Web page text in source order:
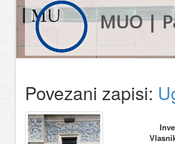
MUO |
Povezani zapisi: